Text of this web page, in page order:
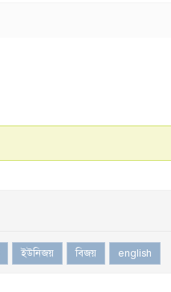
ইউনিজয় বিজয় english